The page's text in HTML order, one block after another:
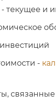
- текущее и
-